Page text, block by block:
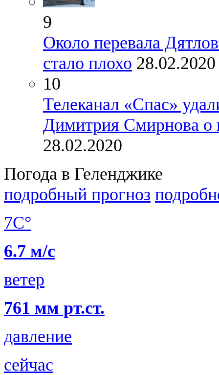
9
Около перевала
стало плохо 28.02.2020
10
Телеканал «Спас»
Димитрия Смирнова о
28.02.2020
Погода в Геленджике
подробный прогноз
7C°
6.7 м/с
ветер
761 мм рт.ст.
давление
сейчас